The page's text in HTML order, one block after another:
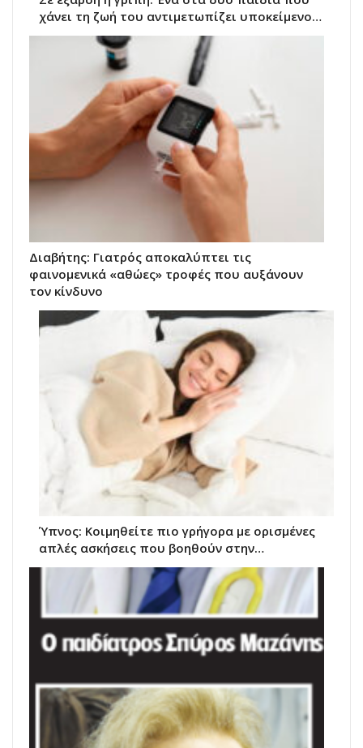
χάνει τη ζωή του αντιμετωπίζει υποκείμενο…
Διαβήτης: Γιατρός αποκαλύπτει τις
φαινομενικά «αθώες» τροφές που αυξάνουν
τον κίνδυνο
Ύπνος: Κοιμηθείτε πιο γρήγορα με ορισμένες
απλές ασκήσεις που βοηθούν στην…